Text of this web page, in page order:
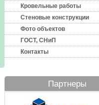
Кровельные работы
Стеновые конструкции
Фото объектов
ГОСТ, СНиП
Контакты
Партнеры